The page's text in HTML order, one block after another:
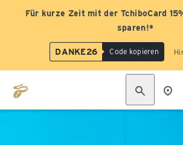
Für kurze Zeit mit der TchiboCard
sparen!*
DANKE26 Code kopieren